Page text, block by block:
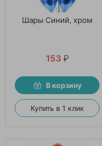
Шары Синий, хром
153 ₽
В корзину
Купить в 1 клик